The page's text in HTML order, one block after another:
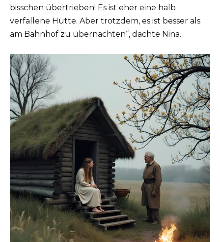
bisschen übertrieben! Es ist eher eine halb
verfallene Hütte. Aber trotzdem, es ist besser als
am Bahnhof zu übernachten“, dachte Nina.